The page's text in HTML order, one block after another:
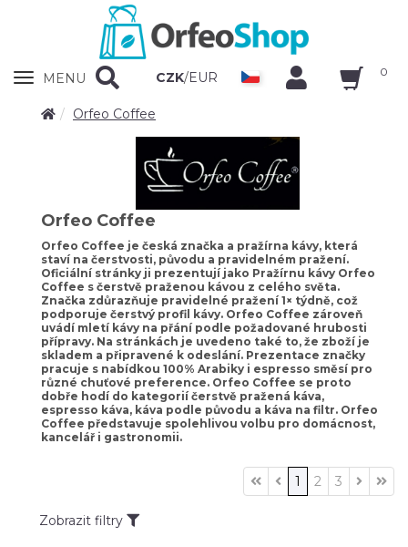
Zobrazit
MENU CZK/EUR 0
Orfeo Coffee
Orfeo Coffee
Orfeo Coffee je česká značka a pražírna kávy, která
staví na čerstvosti, původu a pravidelném pražení.
Oficiální stránky ji prezentují jako Pražírnu kávy Orfeo
Coffee s čerstvě praženou kávou z celého světa.
Značka zdůrazňuje pravidelné pražení 1× týdně, což
podporuje čerstvý profil kávy. Orfeo Coffee zároveň
uvádí mletí kávy na přání podle požadované hrubosti
přípravy. Na stránkách je uvedeno také to, že zboží je
skladem a připravené k odeslání. Prezentace značky
pracuje s nabídkou 100% Arabiky i espresso směsí pro
různé chuťové preference. Orfeo Coffee se proto
dobře hodí do kategorií čerstvě pražená káva,
espresso káva, káva podle původu a káva na filtr. Orfeo
Coffee představuje spolehlivou volbu pro domácnost,
kancelář i gastronomii.
1 2 3
Zobrazit filtry